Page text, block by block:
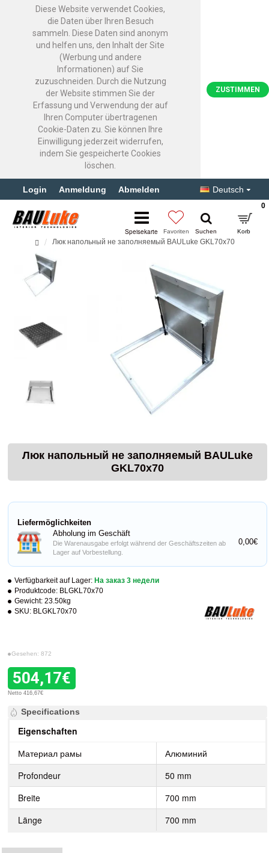
Diese Website verwendet Cookies,
die Daten über Ihren Besuch
sammeln. Diese Daten sind anonym
und helfen uns, den Inhalt der Site
(Werbung und andere
Informationen) auf Sie
zuzuschneiden. Durch die Nutzung
der Website stimmen Sie der
Erfassung und Verwendung der auf
Ihren Computer übertragenen
Cookie-Daten zu. Sie können Ihre
Einwilligung jederzeit widerrufen,
indem Sie gespeicherte Cookies
löschen.
ZUSTIMMEN
Login Anmeldung Abmelden Deutsch
0
Люк напольный не заполняемый BAULuke GKL70x70
Люк напольный не заполняемый BAULuke
GKL70x70
Verfügbarkeit auf Lager: На заказ 3 недели
Produktcode: BLGKL70x70
Gewicht: 23.50kg
SKU: BLGKL70x70
Gesehen: 872
504,17€
Netto 416,67€
Liefermöglichkeiten
Abholung im Geschäft
Die Warenausgabe erfolgt während der Geschäftszeiten ab
Lager auf Vorbestellung.
0,00€
Specifications
Eigenschaften
Материал рамы
Алюминий
Profondeur
50 mm
Breite
700 mm
Länge
700 mm